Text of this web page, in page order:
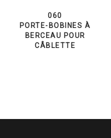
060
PORTE-BOBINES À
BERCEAU POUR
CÂBLETTE